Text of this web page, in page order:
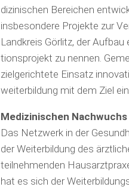
dizinischen Bereichen
insbesondere Projekte zur
Landkreis Görlitz, der
tionsprojekt zu nennen.
zielgerichtete Ein­satz
weiterbildung mit dem Ziel
Medizinischen
Das Netzwerk in der
der Weiterbildung des
teilnehmenden
hat es sich der